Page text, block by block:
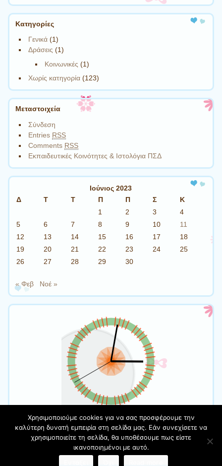
Kατηγορίες
Γενικά (1)
Δράσεις (1)
Κοινωνικές (1)
Χωρίς κατηγορία (123)
Μεταστοιχεία
Σύνδεση
Entries RSS
Comments RSS
Εκπαιδευτικές Κοινότητες & Ιστολόγια ΠΣΔ
Ιούνιος 2023
Δ
Τ Τ Π Π Σ
Κ
1
2 3
4
5
6 7 8 9 10
11
12
13 14 15 16 17
18
19
20 21 22 23 24
25
26
27 28 29 30
« Φεβ Νοέ »
Φιλοξενείται στο https://blogs.sch.gr| Θέμα:Cute Frames
Χρησιμοποιούμε cookies για να σας προσφέρουμε την
καλύτερη δυνατή εμπειρία στη σελίδα μας. Εάν συνεχίσετε να
χρησιμοποιείτε τη σελίδα, θα υποθέσουμε πως είστε
ικανοποιημένοι με αυτό.